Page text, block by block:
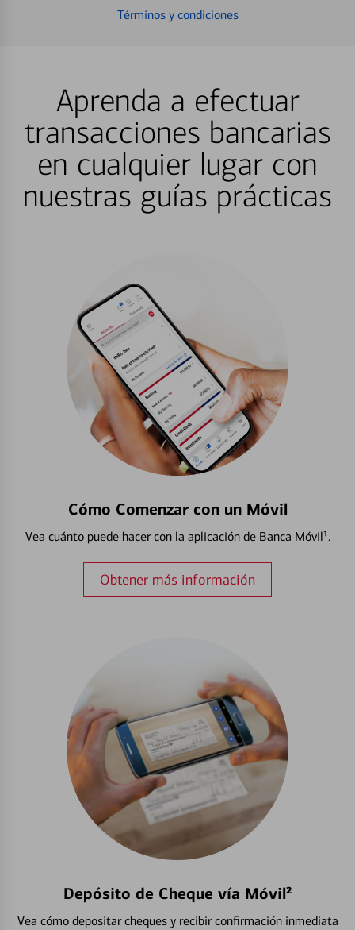
Términos y condiciones
Aprenda a efectuar
transacciones bancarias
en cualquier lugar con
nuestras guías prácticas
Cómo Comenzar con un Móvil
Vea cuánto puede hacer con la aplicación de Banca Móvil¹.
Obtener más información
Depósito de Cheque vía Móvil²
Vea cómo depositar cheques y recibir confirmación inmediata